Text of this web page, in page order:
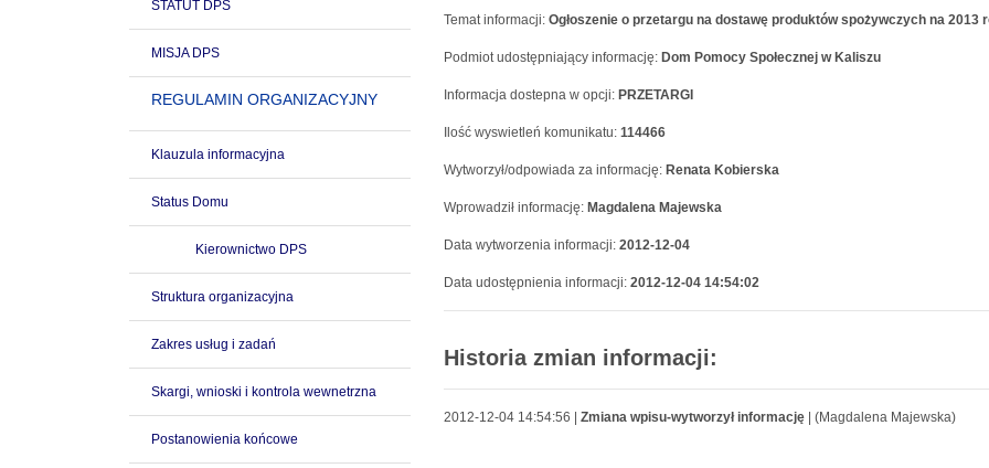
STATUT DPS
MISJA DPS
REGULAMIN ORGANIZACYJNY
Klauzula informacyjna
Status Domu
Kierownictwo DPS
Struktura organizacyjna
Zakres usług i zadań
Skargi, wnioski i kontrola wewnetrzna
Postanowienia końcowe
Temat informacji: Ogłoszenie o przetargu na dostawę produktów spożywczych na 2013
Podmiot udostępniający informację: Dom Pomocy Społecznej w Kaliszu
Informacja dostepna w opcji: PRZETARGI
Ilość wyswietleń komunikatu: 114466
Wytworzył/odpowiada za informację: Renata Kobierska
Wprowadził informację: Magdalena Majewska
Data wytworzenia informacji: 2012-12-04
Data udostępnienia informacji: 2012-12-04 14:54:02
Historia zmian informacji:
2012-12-04 14:54:56 | Zmiana wpisu-wytworzył informację | (Magdalena Majewska)